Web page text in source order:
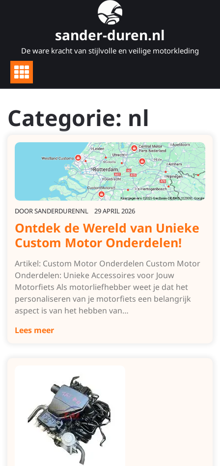
sander-duren.nl
De ware kracht van stijlvolle en veilige motorkleding
Categorie: nl
DOORSANDERDURENNL 29 APRIL 2026
Ontdek de Wereld van Unieke
Custom Motor Onderdelen!
Artikel: Custom Motor Onderdelen Custom Motor
Onderdelen: Unieke Accessoires voor Jouw
Motorfiets Als motorliefhebber weet je dat het
personaliseren van je motorfiets een belangrijk
aspect is van het hebben van…
Lees meer